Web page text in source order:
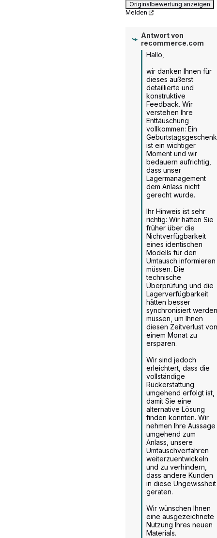
Originalbewertung anzeigen
Melden
Antwort von
recommerce.com
Hallo,
wir danken Ihnen für
dieses äußerst
detaillierte und
konstruktive
Feedback. Wir
verstehen Ihre
Enttäuschung
vollkommen: Ein
Geburtstagsgeschenk
ist ein wichtiger
Moment und wir
bedauern aufrichtig,
dass unser
Lagermanagement
dem Anlass nicht
gerecht wurde.
Ihr Hinweis ist sehr
richtig: Wir hätten Sie
früher über die
Nichtverfügbarkeit
eines identischen
Modells für den
Umtausch informieren
müssen. Die
technische
Überprüfung und die
Lagerverfügbarkeit
hätten besser
synchronisiert werden
müssen, um Ihnen
diesen Zeitverlust von
einem Monat zu
ersparen.
Wir sind jedoch
erleichtert, dass die
vollständige
Rückerstattung
umgehend erfolgt ist,
damit Sie eine
alternative Lösung
finden konnten. Wir
nehmen Ihre Aussage
umgehend zum
Anlass, unsere
Umtauschverfahren
weiterzuentwickeln
und zu verhindern,
dass andere Kunden
in diese Ungewissheit
geraten.
Wir wünschen Ihnen
eine ausgezeichnete
Nutzung Ihres neuen
Materials.